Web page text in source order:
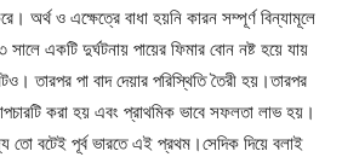
অর্থ ও এক্ষেত্রে বাধা হয়নি কারন সম্পূর্ণ বিন্যামূলে
একটি দুর্ঘটনায় পায়ের ফিমার বোন নষ্ট হয়ে যায়
তারপর পা বাদ দেয়ার পরিস্থিতি তৈরী হয়।তারপর
করা হয় এবং প্রাথমিক ভাবে সফলতা লাভ হয়।
বটেই পূর্ব ভারতে এই প্রথম।সেদিক দিয়ে বলাই